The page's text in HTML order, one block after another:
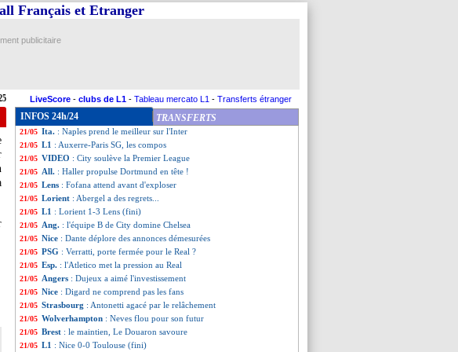
Français et Etranger
publicitaire
LiveScore - clubs de L1 - Tableau mercato L1 - Transferts étranger
INFOS 24h/24 TRANSFERTS
21/05 Barça: Messi, Lewandowski rajoute une couche
21/05 PSG
21/05 Juve: son futur, Allegri ne doute pas
21/05 Lens: Haise va regarder le PSG, mais...
21/05 Ita. : Naples prend le meilleur sur l'Inter
21/05 L1 : Auxerre-Paris SG, les compos
21/05 VIDEO : City soulève la Premier League
21/05 All. : Haller propulse Dortmund en tête !
21/05 Lens : Fofana attend avant d'exploser
21/05 Lorient : Abergel a des regrets...
21/05 L1 : Lorient 1-3 Lens (fini)
21/05 Ang. : l'équipe B de City domine Chelsea
21/05 Nice : Dante déplore des annonces démesurées
21/05 PSG : Verratti, porte fermée pour le Real ?
21/05 Esp. : l'Atletico met la pression au Real
21/05 Angers : Dujeux a aimé l'investissement
21/05 Nice : Digard ne comprend pas les fans
21/05 Strasbourg : Antonetti agacé par le relâchement
21/05 Wolverhampton : Neves flou pour son futur
21/05 Brest : le maintien, Le Douaron savoure
21/05 L1 : Nice 0-0 Toulouse (fini)